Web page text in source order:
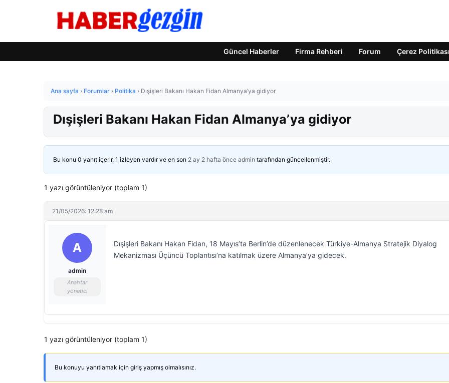
Güncel Haberler Firma Rehberi Forum Çerez Politikası
Ana sayfa › Forumlar › Politika › Dışişleri Bakanı Hakan Fidan Almanya’ya gidiyor
Dışişleri Bakanı Hakan Fidan Almanya’ya gidiyor
Bu konu 0 yanıt içerir, 1 izleyen vardır ve en son 2 ay 2 hafta önce admin tarafından güncellenmiştir.
1 yazı görüntüleniyor (toplam 1)
21/05/2026: 12:28 am
A
admin
Anahtar
yönetici
Dışişleri Bakanı Hakan Fidan, 18 Mayıs’ta Berlin’de düzenlenecek Türkiye-Almanya Stratejik Diyalog
Mekanizması Üçüncü Toplantısı’na katılmak üzere Almanya’ya gidecek.
1 yazı görüntüleniyor (toplam 1)
Bu konuyu yanıtlamak için giriş yapmış olmalısınız.